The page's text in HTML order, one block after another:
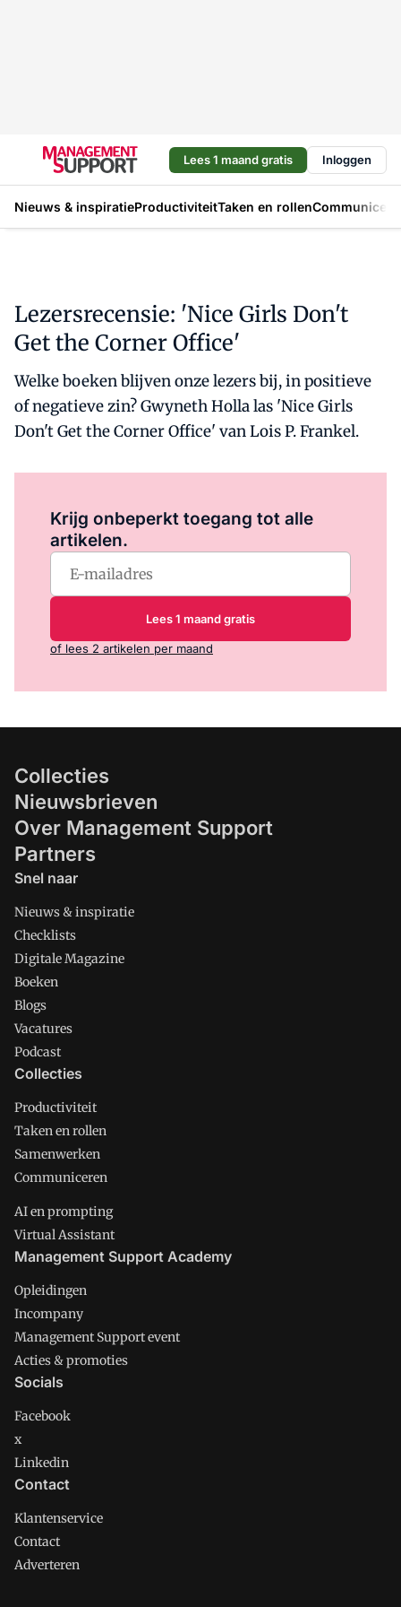
Lees 1 maand gratis Inloggen
Nieuws & inspiratieProductiviteitTaken en rollen
Lezersrecensie: 'Nice Girls Don't
Get the Corner Office'
Welke boeken blijven onze lezers bij, in positieve
of negatieve zin? Gwyneth Holla las 'Nice Girls
Don't Get the Corner Office' van Lois P. Frankel.
Krijg onbeperkt toegang tot alle
artikelen.
Lees 1 maand gratis
of lees 2 artikelen per maand
Collecties
Nieuwsbrieven
Over Management Support
Partners
Snel naar
Nieuws & inspiratie
Checklists
Digitale Magazine
Boeken
Blogs
Vacatures
Podcast
Collecties
Productiviteit
Taken en rollen
Samenwerken
Communiceren
AI en prompting
Virtual Assistant
Management Support Academy
Opleidingen
Incompany
Management Support event
Acties & promoties
Socials
Facebook
x
Linkedin
Contact
Klantenservice
Contact
Adverteren